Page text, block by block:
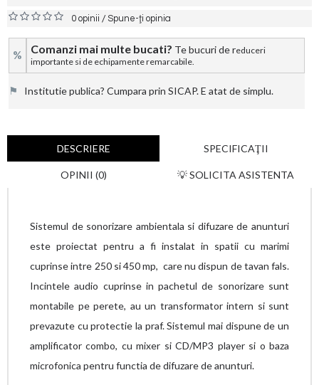
0 opinii /Spune-ţi opinia
% Comanzi mai multe bucati? Te bucuri de reduceri
importante si de echipamente remarcabile.
⚑ Institutie publica? Cumpara prin SICAP. E atat de simplu.
DESCRIERE SPECIFICAŢII
OPINII (0) 💡 SOLICITA ASISTENTA
Sistemul de sonorizare ambientala si difuzare de anunturi
este proiectat pentru a fi instalat in spatii cu marimi
cuprinse intre 250 si 450 mp, care nu dispun de tavan fals.
Incintele audio cuprinse in pachetul de sonorizare sunt
montabile pe perete, au un transformator intern si sunt
prevazute cu protectie la praf. Sistemul mai dispune de un
amplificator combo, cu mixer si CD/MP3 player si o baza
microfonica pentru functia de difuzare de anunturi.